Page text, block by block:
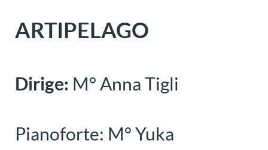
ARTIPELAGO
Dirige: M° Anna Tigli
Pianoforte: M° Yuka